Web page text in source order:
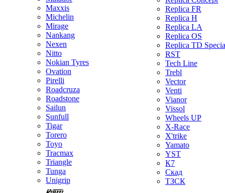
Maxxis
Michelin
Mirage
Nankang
Nexen
Nitto
Nokian Tyres
Ovation
Pirelli
Roadcruza
Roadstone
Sailun
Sunfull
Tigar
Torero
Toyo
Tracmax
Triangle
Tunga
Unigrip
Replica FR
Replica H
Replica LA
Replica OS
Replica TD
RST
Tech Line
Trebl
Vector
Venti
Vianor
Vissol
Wheels UP
X-Race
X'trike
Yamato
YST
К7
Скад
ТЗСК